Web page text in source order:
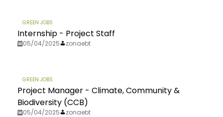
GREEN JOBS
Internship - Project Staff
05/04/2025 zonaebt
GREEN JOBS
Project Manager - Climate, Community &
Biodiversity (CCB)
05/04/2025 zonaebt